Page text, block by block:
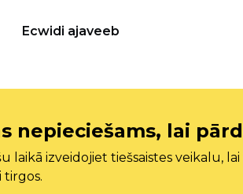
Ecwidi ajaveeb
nepieciešams, lai
laikā izveidojiet tiešsaistes veikalu,
tirgos.